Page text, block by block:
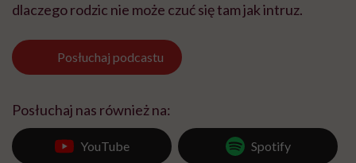
dlaczego rodzic nie może czuć się tam jak intruz.
Posłuchaj podcastu
Posłuchaj nas również na:
YouTube Spotify